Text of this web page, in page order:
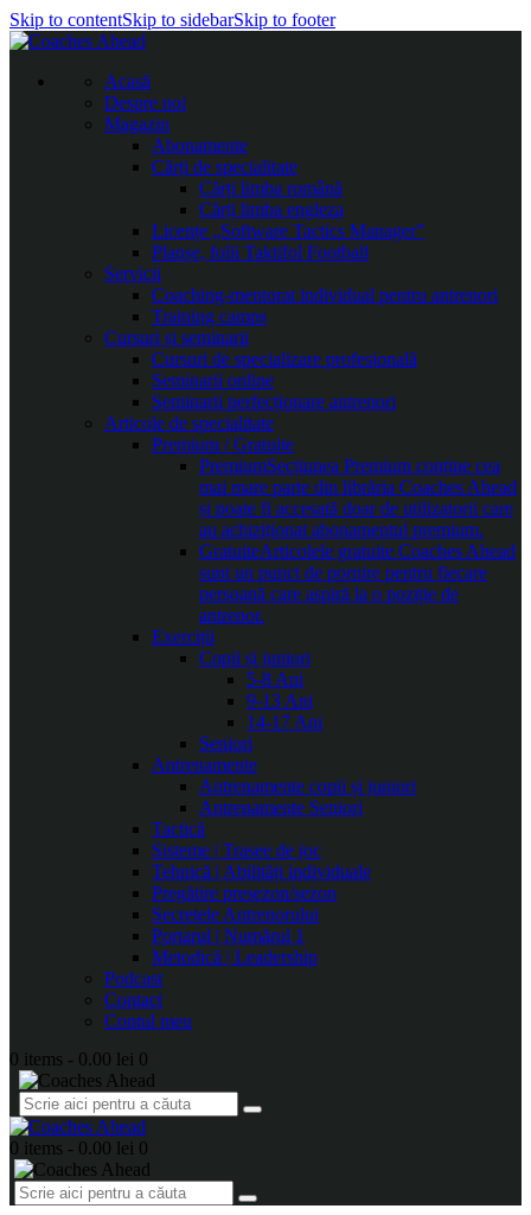
Skip to contentSkip to sidebarSkip to footer
Acasă
Despre noi
Magazin
Abonamente
Cărți de specialitate
Cărți limba română
Cărți limba engleza
Licențe „Software Tactics Manager”
Planșe, folii Taktifol Football
Servicii
Coaching-mentorat individual pentru antrenori
Training camps
Cursuri și seminarii
Cursuri de specializare profesională
Seminarii online
Seminarii perfecționare antrenori
Articole de specialitate
Premium / Gratuite
PremiumSecțiunea Premium conține cea
mai mare parte din librăria Coaches Ahead
și poate fi accesată doar de utilizatorii care
au achiziționat abonamentul premium.
GratuiteArticolele gratuite Coaches Ahead
sunt un punct de pornire pentru fiecare
persoană care aspiră la o poziție de
antrenor.
Exerciții
Copii și juniori
5-8 Ani
9-13 Ani
14-17 Ani
Seniori
Antrenamente
Antrenamente copii și juniori
Antrenamente Seniori
Tactică
Sisteme | Trasee de joc
Tehnică | Abilități individuale
Pregătire presezon/sezon
Secretele Antrenorului
Portarul | Numărul 1
Metodică | Leadership
Podcast
Contact
Contul meu
0 items - 0.00 lei 0
0 items - 0.00 lei 0